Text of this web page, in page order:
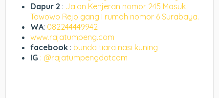
Dapur 2 : Jalan Kenjeran nomor 245 Masuk
Towowo Rejo gang I rumah nomor 6 Surabaya.
WA: 082244449942
www.rajatumpeng.com
facebook : bunda tiara nasi kuning
IG : @rajatumpengdotcom